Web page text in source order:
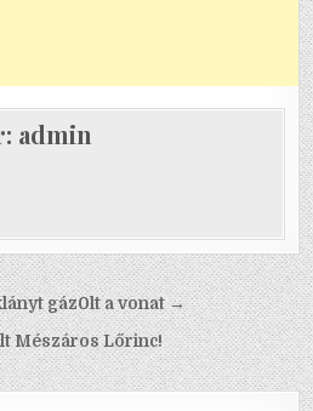
admin
gáz0lt a vonat →
Mészáros Lőrinc!